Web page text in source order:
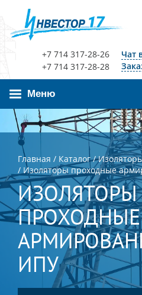
+7 714 317-28-26
+7 714 317-28-28
Чат
Меню
Главная / Каталог/
/ Изоляторы проходные
ИЗОЛЯТОРЫ
ПРОХОДНЫЕ
ИПУ